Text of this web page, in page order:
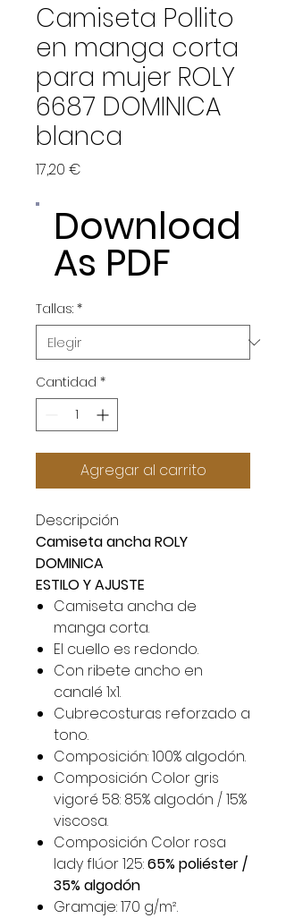
Camiseta Pollito
en manga corta
para mujer ROLY
6687 DOMINICA
blanca
17,20 €
Download
As PDF
Tallas: *
Cantidad *
Agregar al carrito
Descripción
Camiseta ancha ROLY
DOMINICA
ESTILO Y AJUSTE
Camiseta ancha de
manga corta.
El cuello es redondo.
Con ribete ancho en
canalé 1x1.
Cubrecosturas reforzado a
tono.
Composición: 100% algodón.
Composición Color gris
vigoré 58: 85% algodón / 15%
viscosa.
Composición Color rosa
lady flúor 125:65% poliéster /
35% algodón
Gramaje: 170 g/m².